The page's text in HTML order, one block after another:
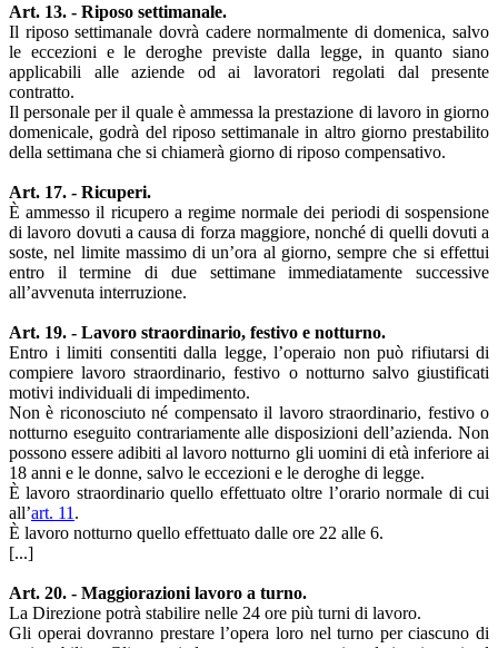
Art. 13. - Riposo settimanale.
Il riposo settimanale dovrà cadere normalmente di domenica, salvo
le eccezioni e le deroghe previste dalla legge, in quanto siano
applicabili alle aziende od ai lavoratori regolati dal presente
contratto.
Il personale per il quale è ammessa la prestazione di lavoro in giorno
domenicale, godrà del riposo settimanale in altro giorno prestabilito
della settimana che si chiamerà giorno di riposo compensativo.
Art. 17. - Ricuperi.
È ammesso il ricupero a regime normale dei periodi di sospensione
di lavoro dovuti a causa di forza maggiore, nonché di quelli dovuti a
soste, nel limite massimo di un’ora al giorno, sempre che si effettui
entro il termine di due settimane immediatamente successive
all’avvenuta interruzione.
Art. 19. - Lavoro straordinario, festivo e notturno.
Entro i limiti consentiti dalla legge, l’operaio non può rifiutarsi di
compiere lavoro straordinario, festivo o notturno salvo giustificati
motivi individuali di impedimento.
Non è riconosciuto né compensato il lavoro straordinario, festivo o
notturno eseguito contrariamente alle disposizioni dell’azienda. Non
possono essere adibiti al lavoro notturno gli uomini di età inferiore ai
18 anni e le donne, salvo le eccezioni e le deroghe di legge.
È lavoro straordinario quello effettuato oltre l’orario normale di cui
all’art. 11 .
È lavoro notturno quello effettuato dalle ore 22 alle 6.
[...]
Art. 20. - Maggiorazioni lavoro a turno.
La Direzione potrà stabilire nelle 24 ore più turni di lavoro.
Gli operai dovranno prestare l’opera loro nel turno per ciascuno di